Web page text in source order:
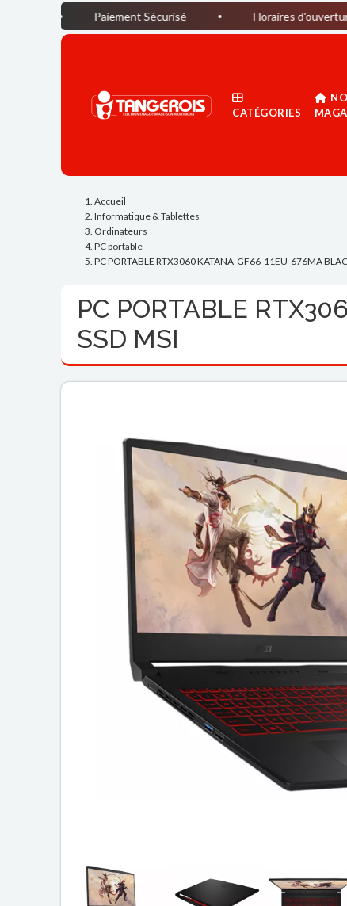
Paiement Sécurisé Horaires d'ouverture du magasin
CATÉGORIES
Accueil
Informatique & Tablettes
Ordinateurs
PC portable
PC PORTABLE RTX3060 KATANA-GF66-11EU-676MA
PC PORTABLE
SSD MSI